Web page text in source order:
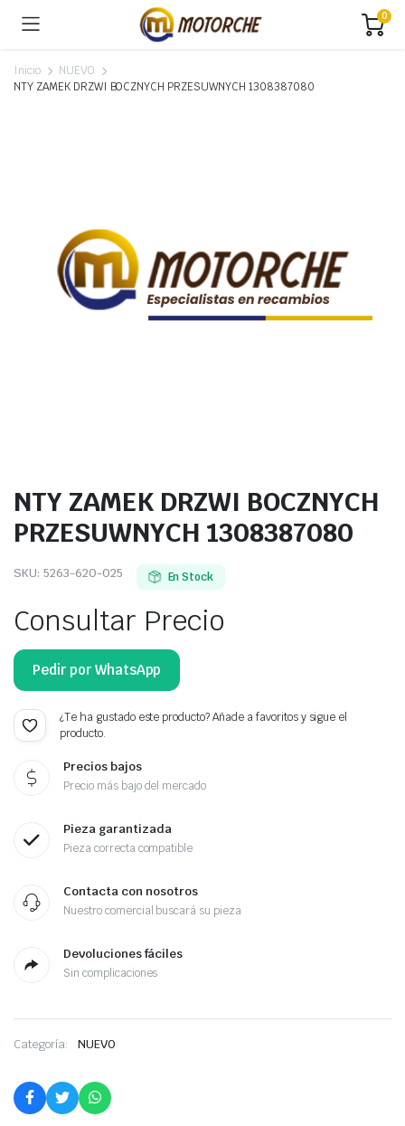
0
Inicio
NUEVO
NTY ZAMEK DRZWI BOCZNYCH PRZESUWNYCH 1308387080
NTY ZAMEK DRZWI BOCZNYCH
PRZESUWNYCH 1308387080
SKU: 5263-620-025 En Stock
Consultar Precio
Pedir por WhatsApp
¿Te ha gustado este producto? Añade a favoritos y sigue el
producto.
Precios bajos
Precio más bajo del mercado
Pieza garantizada
Pieza correcta compatible
Contacta con nosotros
Nuestro comercial buscará su pieza
Devoluciones fáciles
Sin complicaciones
Categoría: NUEVO